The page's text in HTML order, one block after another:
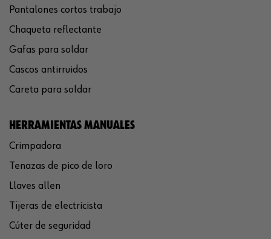
Pantalones cortos trabajo
Chaqueta reflectante
Gafas para soldar
Cascos antirruidos
Careta para soldar
HERRAMIENTAS MANUALES
Crimpadora
Tenazas de pico de loro
Llaves allen
Tijeras de electricista
Cúter de seguridad